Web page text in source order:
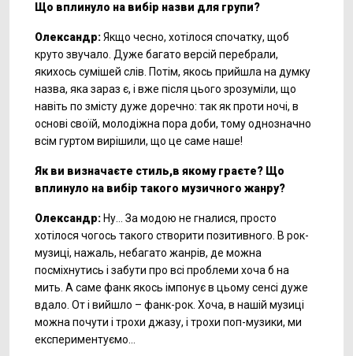
Що вплинуло на вибір назви для групи?
Олександр:Якщо чесно, хотілося спочатку, щоб
круто звучало. Дуже багато версій перебрали,
якихось сумішей слів. Потім, якось прийшла на думку
назва, яка зараз є, і вже після цього зрозуміли, що
навіть по змісту дуже доречно: так як проти ночі, в
основі своїй, молодіжна пора доби, тому однозначно
всім гуртом вирішили, що це саме наше!
Як ви визначаєте стиль,в якому граєте? Що
вплинуло на вибір такого музичного жанру?
Олександр: Ну… За модою не гналися, просто
хотілося чогось такого створити позитивного. В рок-
музиці, нажаль, небагато жанрів, де можна
посміхнутись і забути про всі проблеми хоча б на
мить. А саме фанк якось імпонує в цьому сенсі дуже
вдало. От і вийшло – фанк-рок. Хоча, в нашій музиці
можна почути і трохи джазу, і трохи поп-музики, ми
експериментуємо…